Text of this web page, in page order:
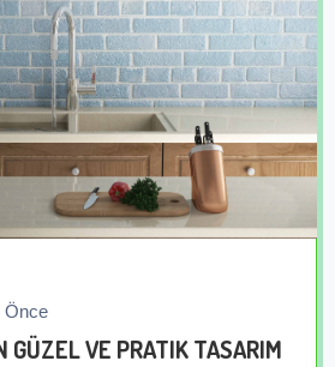
Önce
GÜZEL VE PRATIK TASARIM